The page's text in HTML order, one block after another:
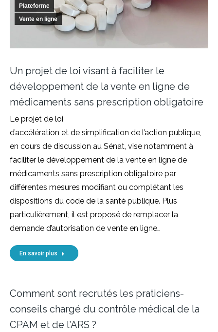
Plateforme
Vente en ligne
Un projet de loi visant à faciliter le
développement de la vente en ligne de
médicaments sans prescription obligatoire
Le projet de loi
d’accélération et de simplification de l’action publique,
en cours de discussion au Sénat, vise notamment à
faciliter le développement de la vente en ligne de
médicaments sans prescription obligatoire par
différentes mesures modifiant ou complétant les
dispositions du code de la santé publique. Plus
particulièrement, il est proposé de remplacer la
demande d’autorisation de vente en ligne…
En savoir plus
Comment sont recrutés les praticiens-
conseils chargé du contrôle médical de la
CPAM et de l’ARS ?